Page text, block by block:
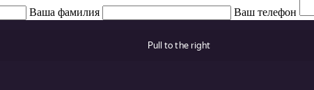
Ваша фамилия Ваш телефон